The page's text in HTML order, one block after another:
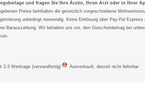
und fragen Sie Ihre Ärztin, Ihren Arzt oder in Ihrer
Preise beinhalten die gesetzlich vorgeschriebene
unbedingt notwendig. Keine Einlösung über Pay-Pal
Barauszahlung. Wir behalten uns vor, den Gutscheinbetrag bei
.
2-3 Werktage (versandfertig) Ausverkauft, derzeit nicht lieferbar